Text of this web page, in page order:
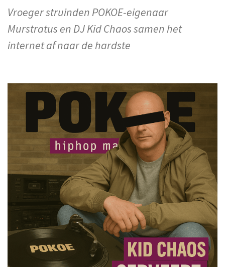
Vroeger struinden POKOE-eigenaar
Murstratus en DJ Kid Chaos samen het
internet af naar de hardste